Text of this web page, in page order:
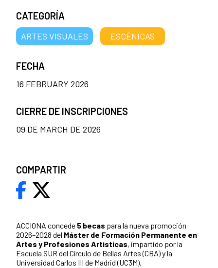
ACCIONA concede 5 becas para la nueva promoción
2026–2028 del Máster de Formación Permanente en
Artes y Profesiones Artísticas, impartido por la
Escuela SUR del Círculo de Bellas Artes (CBA) y la
Universidad Carlos III de Madrid (UC3M).
CATEGORÍA
ARTES VISUALES ESCÉNICAS
FECHA
16 FEBRUARY 2026
CIERRE DE INSCRIPCIONES
09 DE MARCH DE 2026
COMPARTIR